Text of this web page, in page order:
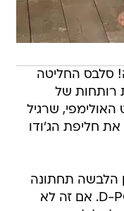
סלבס החליטה
רותחות של
שרגיל
חליפת הג'ודו
הלבשה תחתונה
של דלתא, עם מאצ'תונים D-POUCH. אם זה לא